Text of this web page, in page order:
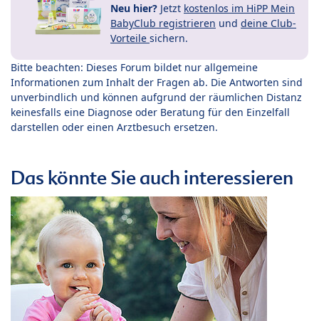
Neu hier? Jetzt kostenlos im HiPP Mein
BabyClub registrieren und deine Club-
Vorteile sichern.
Bitte beachten: Dieses Forum bildet nur allgemeine
Informationen zum Inhalt der Fragen ab. Die Antworten sind
unverbindlich und können aufgrund der räumlichen Distanz
keinesfalls eine Diagnose oder Beratung für den Einzelfall
darstellen oder einen Arztbesuch ersetzen.
Das könnte Sie auch interessieren